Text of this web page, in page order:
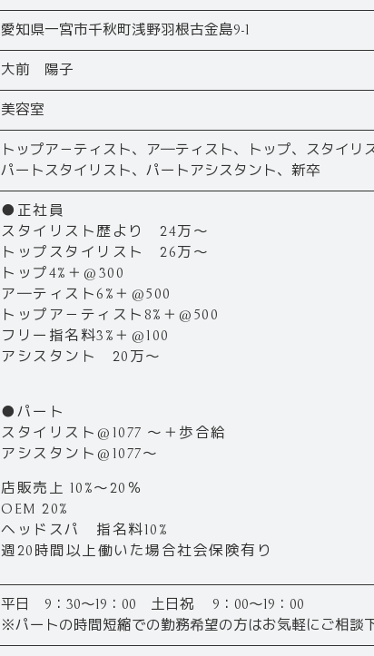
愛知県一宮市千秋町浅野羽根古金島9-1
大前 陽子
美容室
トップア－ティスト、ア―ティスト、トップ、スタイリ
パートスタイリスト、パートアシスタント、新卒
●正社員
スタイリスト歴より 24万～
トップスタイリスト 26万～
トップ4%＋@300
ア―ティスト6%＋@500
トップア－ティスト8%＋@500
フリー指名料3%＋@100
アシスタント 20万～
●パート
スタイリスト@1077 ～＋歩合給
アシスタント@1077～
店販売上 10%～20％
OEM 20%
ヘッドスパ 指名料10%
週20時間以上働いた場合社会保険有り
平日 9：30～19：00 土日祝 9：00～19：00
※パートの時間短縮での勤務希望の方はお気軽にご相談